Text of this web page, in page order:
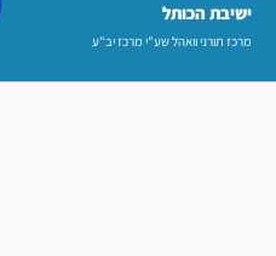
ישיבת הכותל​
מרכז תורני וואהל שע"י מרכז יב"ע